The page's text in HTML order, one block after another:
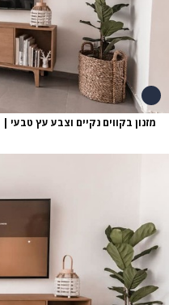
מזנון בקווים נקיים וצבע עץ טבעי |